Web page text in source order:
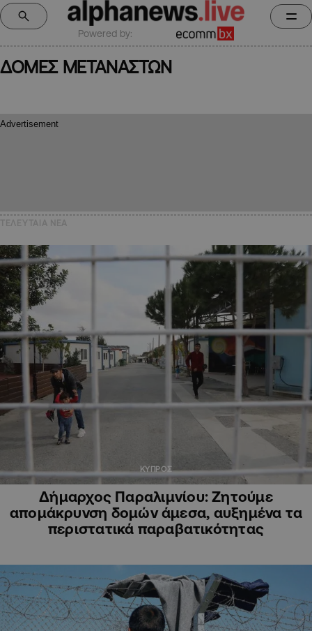
Powered by:
ΔΟΜΕΣ ΜΕΤΑΝΑΣΤΩΝ
ΚΥΠΡΟΣ
Δήμαρχος Παραλιμνίου: Ζητούμε
απομάκρυνση δομών άμεσα, αυξημένα τα
περιστατικά παραβατικότητας